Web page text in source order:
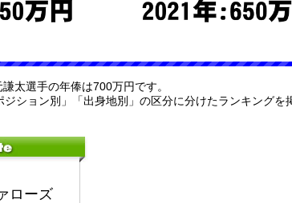
太選手の年俸は700万円です。
ション別」「出身地別」の区分に分けたランキングを
ローズ